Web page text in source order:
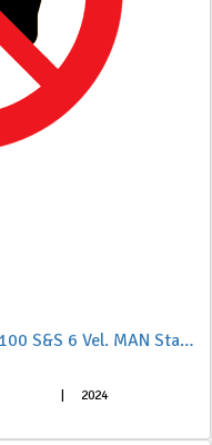
Peugeot Rifter Rifter Allure BlueHDi 100 S&S 6 Vel. MAN Standard
2024